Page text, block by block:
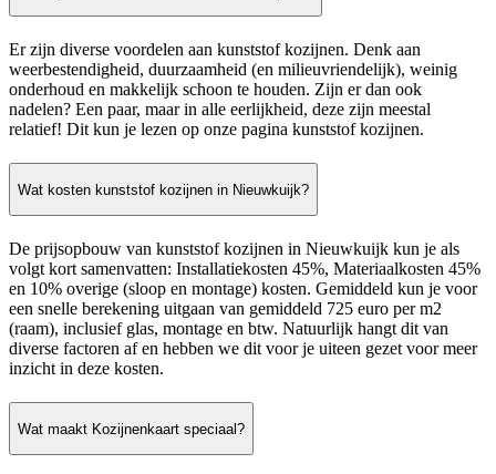
Er zijn diverse voordelen aan kunststof kozijnen. Denk aan
weerbestendigheid, duurzaamheid (en milieuvriendelijk), weinig
onderhoud en makkelijk schoon te houden. Zijn er dan ook
nadelen? Een paar, maar in alle eerlijkheid, deze zijn meestal
relatief! Dit kun je lezen op onze pagina kunststof kozijnen.
Wat kosten kunststof kozijnen in Nieuwkuijk?
De prijsopbouw van kunststof kozijnen in Nieuwkuijk kun je als
volgt kort samenvatten: Installatiekosten 45%, Materiaalkosten 45%
en 10% overige (sloop en montage) kosten. Gemiddeld kun je voor
een snelle berekening uitgaan van gemiddeld 725 euro per m2
(raam), inclusief glas, montage en btw. Natuurlijk hangt dit van
diverse factoren af en hebben we dit voor je uiteen gezet voor meer
inzicht in deze kosten.
Wat maakt Kozijnenkaart speciaal?